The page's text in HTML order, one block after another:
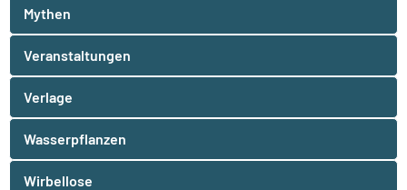
Mythen
Veranstaltungen
Verlage
Wasserpflanzen
Wirbellose